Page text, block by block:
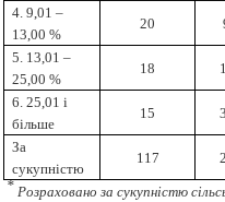
4. 9,01 –
13,00 %
20
5. 13,01 –
25,00 %
18
6. 25,01 і
більше
15
За
сукупністю
117
* Розраховано за сукупністю